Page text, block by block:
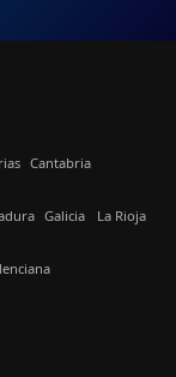
Cantabria
Galicia La Rioja